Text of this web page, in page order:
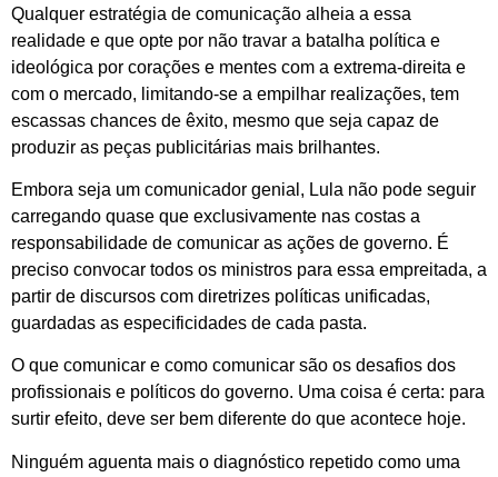
Qualquer estratégia de comunicação alheia a essa
realidade e que opte por não travar a batalha política e
ideológica por corações e mentes com a extrema-direita e
com o mercado, limitando-se a empilhar realizações, tem
escassas chances de êxito, mesmo que seja capaz de
produzir as peças publicitárias mais brilhantes.
Embora seja um comunicador genial, Lula não pode seguir
carregando quase que exclusivamente nas costas a
responsabilidade de comunicar as ações de governo. É
preciso convocar todos os ministros para essa empreitada, a
partir de discursos com diretrizes políticas unificadas,
guardadas as especificidades de cada pasta.
O que comunicar e como comunicar são os desafios dos
profissionais e políticos do governo. Uma coisa é certa: para
surtir efeito, deve ser bem diferente do que acontece hoje.
Ninguém aguenta mais o diagnóstico repetido como uma